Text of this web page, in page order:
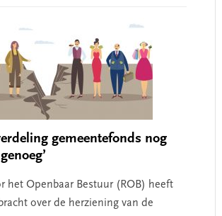
gemeentefonds nog
het Openbaar Bestuur (ROB) heeft
over de herziening van de